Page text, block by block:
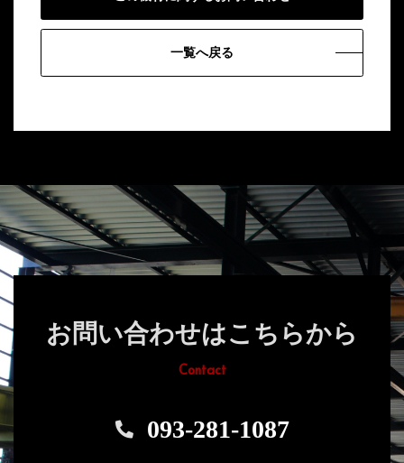
一覧へ戻る
お問い合わせはこちらから
Contact
093-281-1087